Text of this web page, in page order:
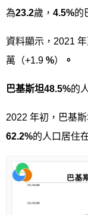
為23.2歲， 4.5%的
資料顯示，2021
萬（+1.9 %） 。
巴基斯坦48.5%的
2022 年初，巴基
62.2%的人口居住